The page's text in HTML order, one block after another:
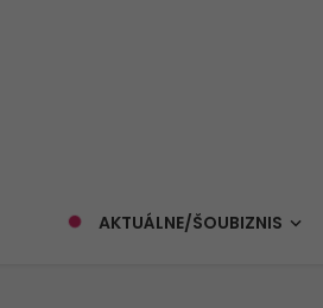
AKTUÁLNE/ŠOUBIZNIS